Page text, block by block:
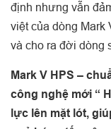
định nhưng vẫn
việt của dòng Mark
và cho ra đời dòng
Mark V HPS –
công nghệ mới “
lực lên mặt lót,